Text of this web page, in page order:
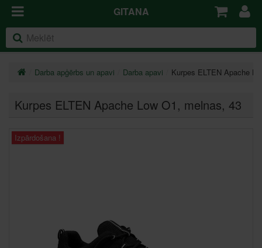
GITANA
Darba apģērbs un apavi Darba apavi Kurpes ELTEN Apache
Kurpes ELTEN Apache Low O1, melnas, 43
Izpārdošana !